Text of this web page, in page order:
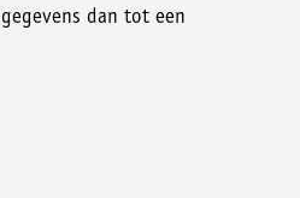
dan tot een